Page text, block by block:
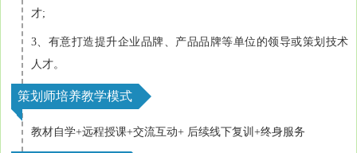
才;
3、有意打造提升企业品牌、产品品牌等单位的领导或策划技术
人才。
策划师培养教学模式
教材自学+远程授课+交流互动+ 后续线下复训+终身服务